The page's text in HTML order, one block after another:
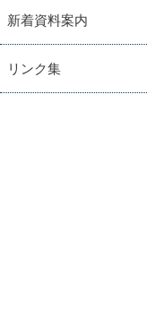
新着資料案内
リンク集